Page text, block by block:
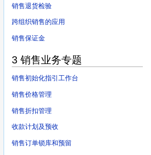
销售退货检验
跨组织销售的应用
销售保证金
3 销售业务专题
销售初始化指引工作台
销售价格管理
销售折扣管理
收款计划及预收
销售订单锁库和预留